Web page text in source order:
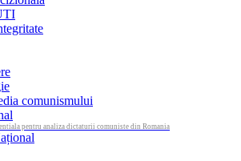
comunismului
pentru analiza dictaturii comuniste din Romania